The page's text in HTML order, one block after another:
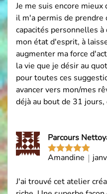
Je me suis encore mieux
il m'a permis de prendre
capacités personnelles
mon état d'esprit, à
augmenter ma force
la vie que je désir au
pour toutes ces
avancer vers mon/mes
déjà au bout de 31 jours,
Note5sur
Parcours
Amandine
J'ai trouvé cet atelier